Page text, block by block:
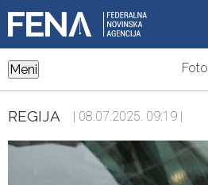
Meni Foto
REGIJA | 08.07.2025. 09:19 |